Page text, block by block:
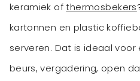
keramiek ofthermosbekers
kartonnen en plastic
serveren. Dat is ideaal
beurs, vergadering, open